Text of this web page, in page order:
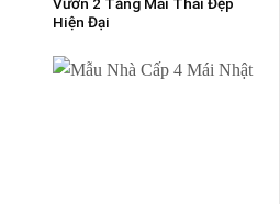
Hiện Đại